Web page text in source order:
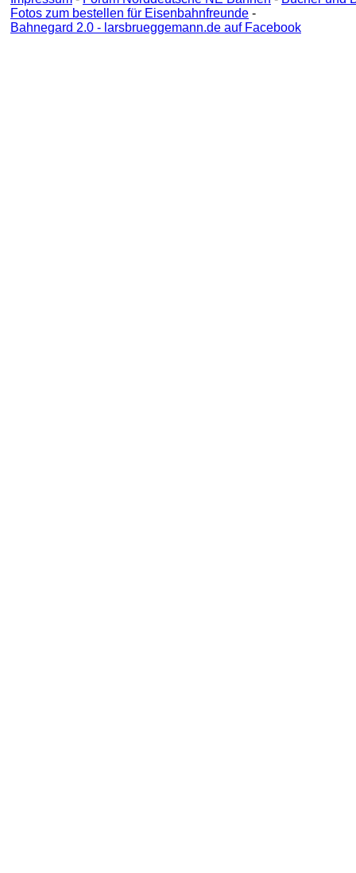
Fotos zum bestellen für Eisenbahnfreunde -
Bahnegard 2.0 - larsbrueggemann.de auf Facebook